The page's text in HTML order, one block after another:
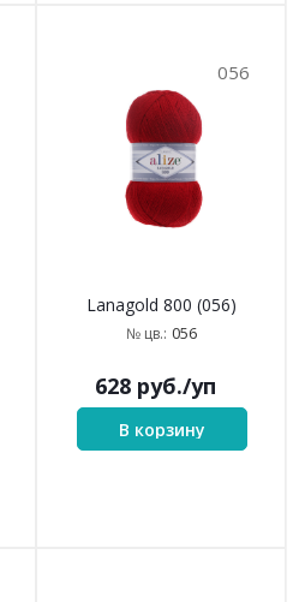
056
Lanagold 800 (056)
№ цв.: 056
628 руб./уп
В корзину